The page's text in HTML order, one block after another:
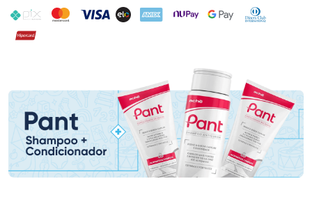
PIX MasterCard
VISA ELO AMEX NuPay Google PayDiners Club
Hipercard
Promoção em Destaque